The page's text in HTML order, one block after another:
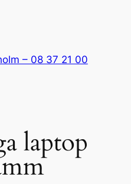
– 08 37 21 00
laptop